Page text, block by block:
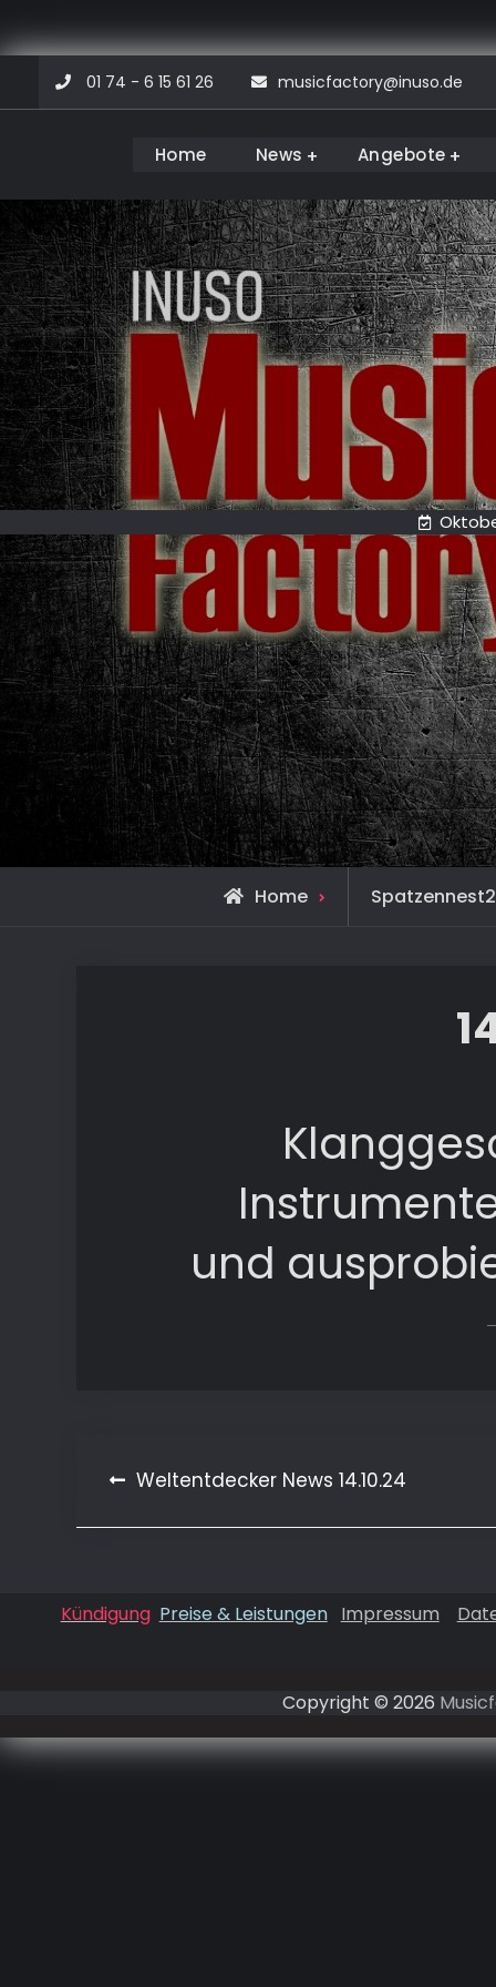
content
01 74 - 6 15 61 26 musicfactory@inuso.de
Musicfactory
Home News Angebote
Home
und
Beitragsnavigation
Weltentdecker News 14.10.24
Kündigung Preise & Leistungen Impressum
Copyright © 2026